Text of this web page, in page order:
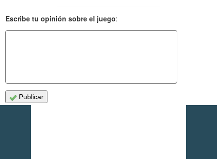
Escribe tu opinión sobre el juego:
Publicar